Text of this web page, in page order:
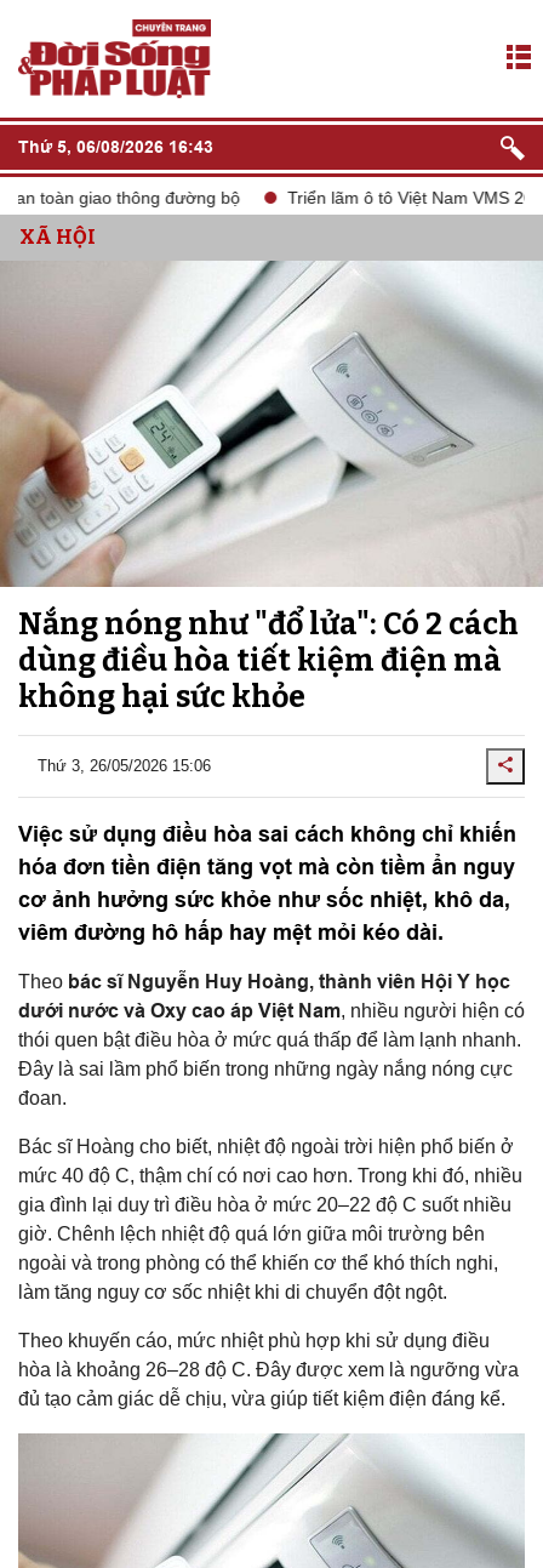
Thứ 5, 06/08/2026 16:43
giao thông đường bộ Triển lãm ô tô Việt Nam VMS 2024
XÃ HỘI
Nắng nóng như "đổ lửa": Có 2 cách
dùng điều hòa tiết kiệm điện mà
không hại sức khỏe
Thứ 3, 26/05/2026 15:06
Việc sử dụng điều hòa sai cách không chỉ khiến
hóa đơn tiền điện tăng vọt mà còn tiềm ẩn nguy
cơ ảnh hưởng sức khỏe như sốc nhiệt, khô da,
viêm đường hô hấp hay mệt mỏi kéo dài.
Theo bác sĩ Nguyễn Huy Hoàng, thành viên Hội Y học
dưới nước và Oxy cao áp Việt Nam, nhiều người hiện có
thói quen bật điều hòa ở mức quá thấp để làm lạnh nhanh.
Đây là sai lầm phổ biến trong những ngày nắng nóng cực
đoan.
Bác sĩ Hoàng cho biết, nhiệt độ ngoài trời hiện phổ biến ở
mức 40 độ C, thậm chí có nơi cao hơn. Trong khi đó, nhiều
gia đình lại duy trì điều hòa ở mức 20–22 độ C suốt nhiều
giờ. Chênh lệch nhiệt độ quá lớn giữa môi trường bên
ngoài và trong phòng có thể khiến cơ thể khó thích nghi,
làm tăng nguy cơ sốc nhiệt khi di chuyển đột ngột.
Theo khuyến cáo, mức nhiệt phù hợp khi sử dụng điều
hòa là khoảng 26–28 độ C. Đây được xem là ngưỡng vừa
đủ tạo cảm giác dễ chịu, vừa giúp tiết kiệm điện đáng kể.